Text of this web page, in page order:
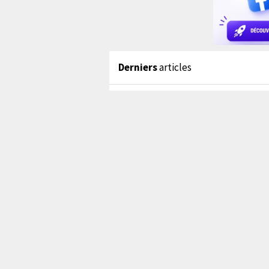
Derniersarticles